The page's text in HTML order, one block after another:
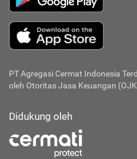
PT Agregasi Cermat Indonesia
oleh Otoritas Jasa Keuangan
Didukung oleh